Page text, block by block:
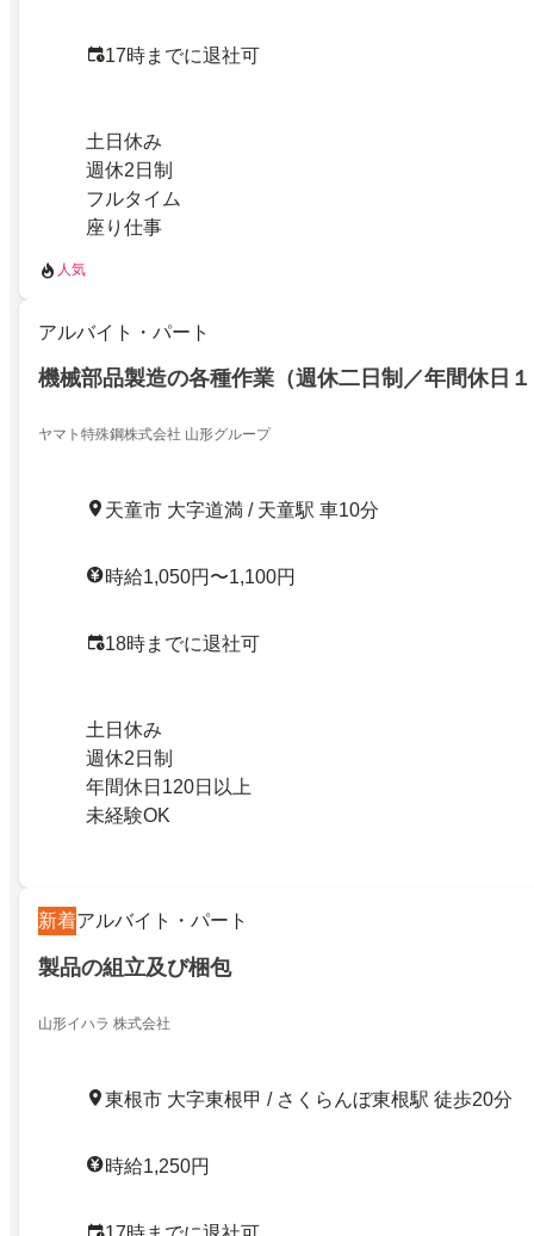
17時までに退社可
土日休み
週休2日制
フルタイム
座り仕事
人気
アルバイト・パート
機械部品製造の各種作業（週休二日制／年間休日
ヤマト特殊鋼株式会社 山形グループ
天童市 大字道満 / 天童駅 車10分
時給1,050円〜1,100円
18時までに退社可
土日休み
週休2日制
年間休日120日以上
未経験OK
新着アルバイト・パート
製品の組立及び梱包
山形イハラ 株式会社
東根市 大字東根甲 / さくらんぼ東根駅 徒歩20分
時給1,250円